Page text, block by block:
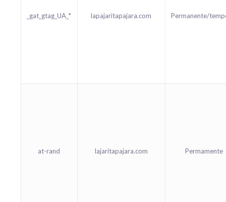
_gat_gtag_UA_* lapajaritapajara.com Permanente/
at-rand lajaritapajara.com Permamente